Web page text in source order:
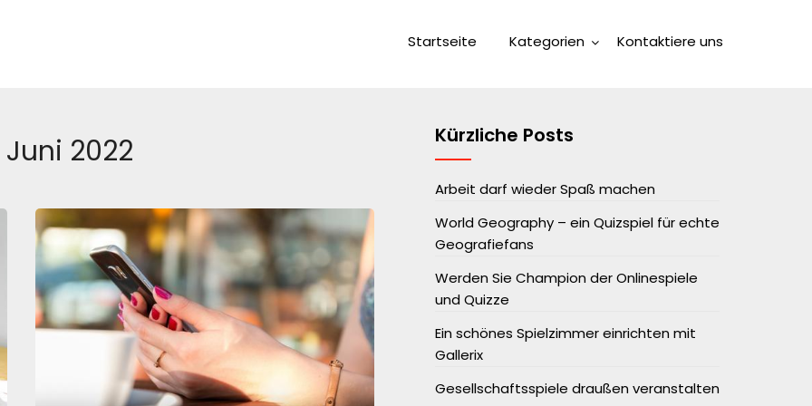
Startseite Kategorien Kontaktiere uns
Juni 2022 Kürzliche Posts
Arbeit darf wieder Spaß machen
World Geography – ein Quizspiel für echte
Geografiefans
Werden Sie Champion der Onlinespiele
und Quizze
Ein schönes Spielzimmer einrichten mit
Gallerix
Gesellschaftsspiele draußen veranstalten